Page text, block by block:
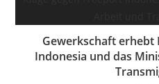
Gewerkschaft erhebt
Indonesia und das